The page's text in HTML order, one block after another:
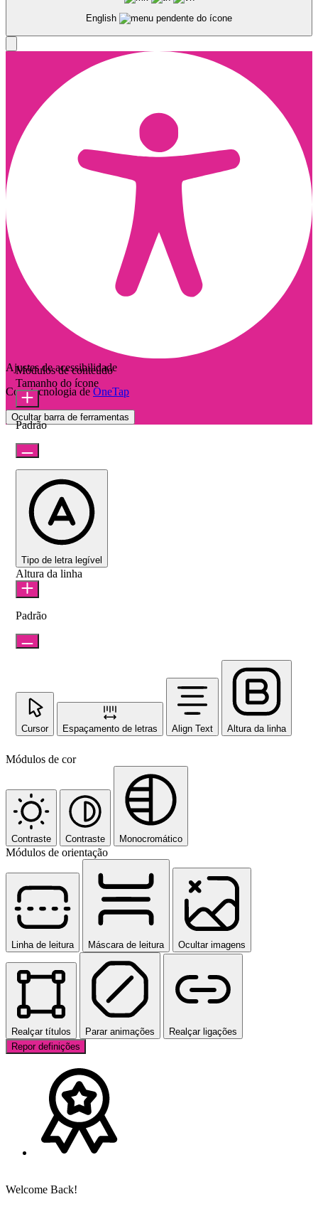
English
Ajustes de acessibilidade
Com tecnologia de OneTap
Ocultar barra de ferramentas
Módulos de conteúdo
Tamanho do ícone
Padrão
Tipo de letra legível
Altura da linha
Padrão
Cursor Espaçamento de letras Align Text Altura da linha
Módulos de cor
Contraste Contraste Monocromático
Módulos de orientação
Linha de leitura Máscara de leitura Ocultar imagens
Realçar títulos Parar animações
Realçar ligações
Repor definições
Welcome Back!